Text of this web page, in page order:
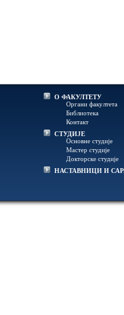
О ФАКУЛТЕТУ
Органи факултета
Библиотека
Контакт
СТУДИЈЕ
Основне студије
Мастер студије
Докторске студије
НАСТАВНИЦИ И